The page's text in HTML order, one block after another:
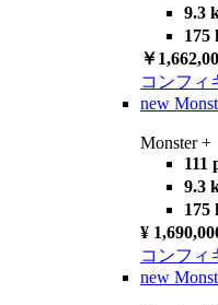
9.3
175
￥
コンフィ
new
Monster +
111
9.3
175
¥
コンフィ
new